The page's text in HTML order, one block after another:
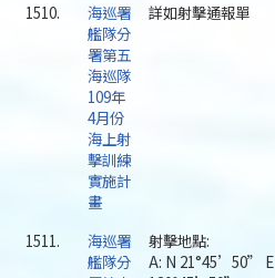
1510.
海巡署
艦隊分
署第五
海巡隊
109年
4月份
海上射
擊訓練
實施計
畫
詳如射擊通報單
1511.
海巡署
艦隊分
射擊地點:
A: N 21°45’50” E